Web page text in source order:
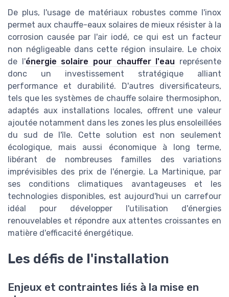
De plus, l'usage de matériaux robustes comme l'inox
permet aux chauffe-eaux solaires de mieux résister à la
corrosion causée par l'air iodé, ce qui est un facteur
non négligeable dans cette région insulaire. Le choix
de l'énergie solaire pour chauffer l'eau représente
donc un investissement stratégique alliant
performance et durabilité. D'autres diversificateurs,
tels que les systèmes de chauffe solaire thermosiphon,
adaptés aux installations locales, offrent une valeur
ajoutée notamment dans les zones les plus ensoleillées
du sud de l'île. Cette solution est non seulement
écologique, mais aussi économique à long terme,
libérant de nombreuses familles des variations
imprévisibles des prix de l'énergie. La Martinique, par
ses conditions climatiques avantageuses et les
technologies disponibles, est aujourd'hui un carrefour
idéal pour développer l'utilisation d'énergies
renouvelables et répondre aux attentes croissantes en
matière d'efficacité énergétique.
Les défis de l'installation
Enjeux et contraintes liés à la mise en